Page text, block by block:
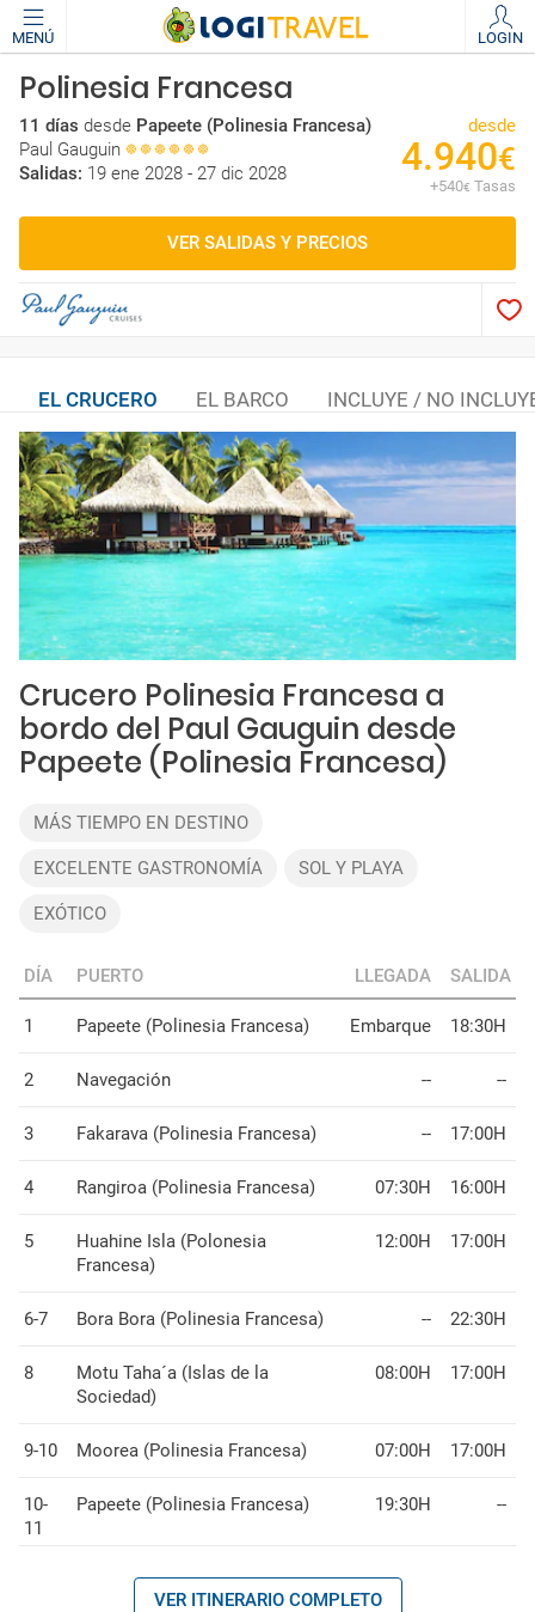
MENÚ LOGIN
Polinesia Francesa
11 días desde Papeete (Polinesia Francesa)
Paul Gauguin
Salidas: 19 ene 2028 - 27 dic 2028
desde
4.940€
+540€ Tasas
VER SALIDAS Y PRECIOS
EL CRUCERO EL BARCO INCLUYE / NO
Crucero Polinesia Francesa a
bordo del Paul Gauguin desde
Papeete (Polinesia Francesa)
MÁS TIEMPO EN DESTINO
EXCELENTE GASTRONOMÍA SOL Y PLAYA
EXÓTICO
DÍA PUERTO LLEGADA SALIDA
1 Papeete (Polinesia Francesa) Embarque 18:30H
2 Navegación -- --
3 Fakarava (Polinesia Francesa) -- 17:00H
4 Rangiroa (Polinesia Francesa) 07:30H 16:00H
5
Huahine Isla (Polonesia
Francesa)
12:00H 17:00H
6-7 Bora Bora (Polinesia Francesa) -- 22:30H
8
Motu Taha´a (Islas de la
Sociedad)
08:00H 17:00H
9-10 Moorea (Polinesia Francesa) 07:00H 17:00H
10-
11
Papeete (Polinesia Francesa) 19:30H --
VER ITINERARIO COMPLETO